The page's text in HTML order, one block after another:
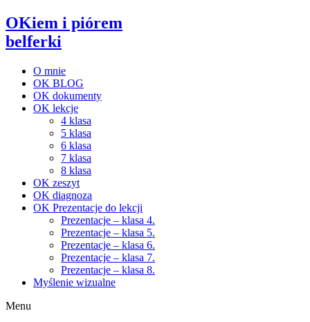
OKiem i piórem
belferki
O mnie
OK BLOG
OK dokumenty
OK lekcje
4 klasa
5 klasa
6 klasa
7 klasa
8 klasa
OK zeszyt
OK diagnoza
OK Prezentacje do lekcji
Prezentacje – klasa 4.
Prezentacje – klasa 5.
Prezentacje – klasa 6.
Prezentacje – klasa 7.
Prezentacje – klasa 8.
Myślenie wizualne
Menu